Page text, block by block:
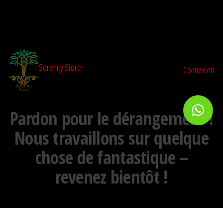
Serenity Store Connexion
Pardon pour le dérangement !
Nous travaillons sur quelque
chose de fantastique –
revenez bientôt !